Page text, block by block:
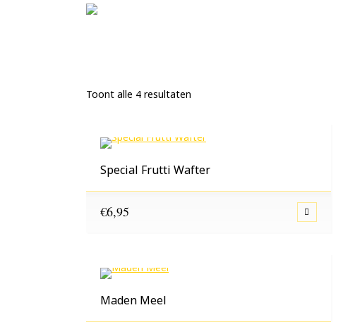
Toont alle 4 resultaten
Special Frutti Wafter
€6,95
Maden Meel